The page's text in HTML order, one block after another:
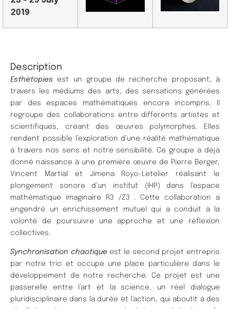
2019
Description
Esthétopies est un groupe de recherche proposant, à
travers les médiums des arts, des sensations générées
par des espaces mathématiques encore incompris. Il
regroupe des collaborations entre différents artistes et
scientifiques, créant des œuvres polymorphes. Elles
rendent possible l’exploration d’une réalité mathématique
à travers nos sens et notre sensibilité. Ce groupe a déjà
donné naissance à une première œuvre de Pierre Berger,
Vincent Martial et Jimena Royo-Letelier réalisant le
plongement sonore d’un institut (IHP) dans l’espace
mathématique imaginaire R3 /Z3 . Cette collaboration a
engendré un enrichissement mutuel qui a conduit à la
volonté de poursuivre une approche et une réflexion
collectives.
Synchronisation chaotiqueest le second projet entrepris
par notre trio et occupe une place particulière dans le
développement de notre recherche. Ce projet est une
passerelle entre l’art et la science, un réel dialogue
pluridisciplinaire dans la durée et l’action, qui aboutit à des